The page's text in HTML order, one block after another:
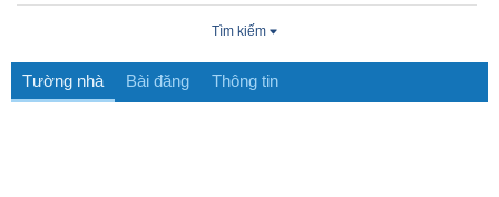
Tìm kiếm
Tường nhà Bài đăng Thông tin